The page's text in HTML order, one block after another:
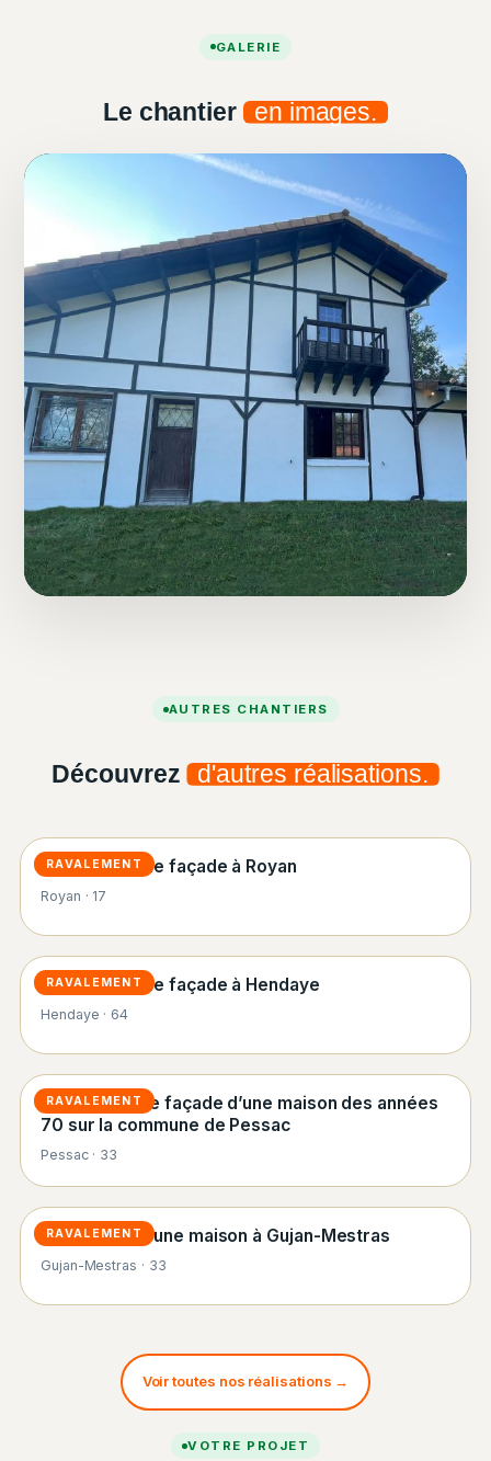
GALERIE
Le chantier en images.
AUTRES CHANTIERS
Découvrez d'autres réalisations.
RAVALEMENT
Ravalement de façade à Royan
Royan · 17
RAVALEMENT
Ravalement de façade à Hendaye
Hendaye · 64
RAVALEMENT
Rénovation de façade d’une maison des années
70 sur la commune de Pessac
Pessac · 33
RAVALEMENT
Rénovation d’une maison à Gujan-Mestras
Gujan-Mestras · 33
Voir toutes nos réalisations →
VOTRE PROJET